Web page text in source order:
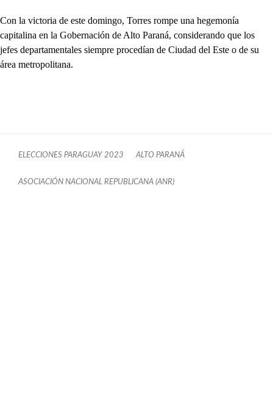
Con la victoria de este domingo, Torres rompe una hegemonía
capitalina en la Gobernación de Alto Paraná, considerando que los
jefes departamentales siempre procedían de Ciudad del Este o de su
área metropolitana.
ELECCIONES PARAGUAY 2023 ALTO PARANÁ
ASOCIACIÓN NACIONAL REPUBLICANA (ANR)